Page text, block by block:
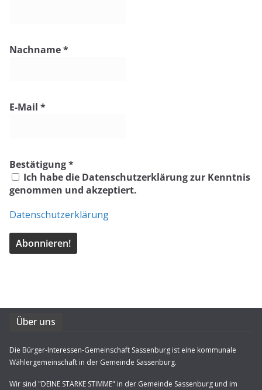
Nachname*
E-Mail *
Bestätigung*
Ich habe die Datenschutzerklärung zur Kenntnis
genommen und akzeptiert.
Datenschutzerklärung
Über uns
Die Bürger-Interessen-Gemeinschaft Sassenburg ist eine kommunale
Wählergemeinschaft in der Gemeinde Sassenburg.
Wir sind "DEINE STARKE STIMME" in der Gemeinde Sassenburg und im